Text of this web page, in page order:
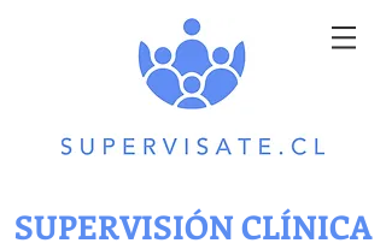
SUPERVISIÓN CLÍNICA